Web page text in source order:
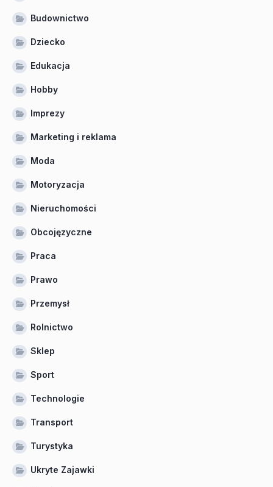
Budownictwo
Dziecko
Edukacja
Hobby
Imprezy
Marketing i reklama
Moda
Motoryzacja
Nieruchomości
Obcojęzyczne
Praca
Prawo
Przemysł
Rolnictwo
Sklep
Sport
Technologie
Transport
Turystyka
Ukryte Zajawki